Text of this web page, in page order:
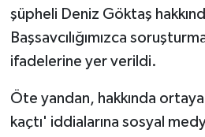
şüpheli Deniz Göktaş
Başsavcılığımızca
ifadelerine yer verildi.
Öte yandan, hakkında ortaya
kaçtı' iddialarına sosyal